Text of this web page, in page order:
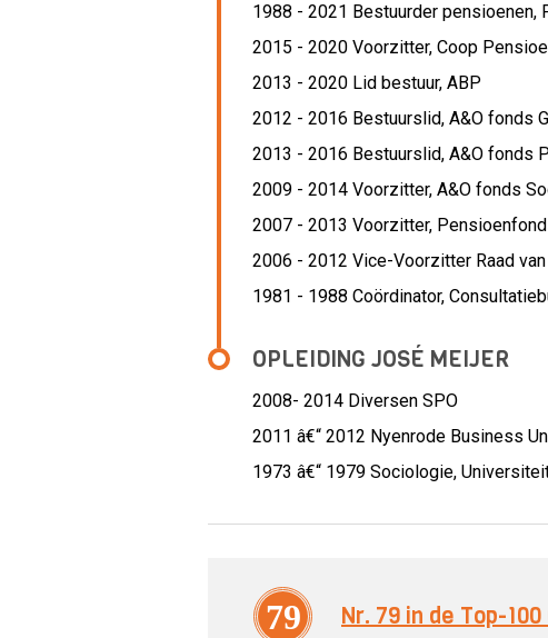
1988 - 2021 Bestuurder pensioenen,
2015 - 2020 Voorzitter, Coop
2013 - 2020 Lid bestuur, ABP
2012 - 2016 Bestuurslid, A&O fonds
2013 - 2016 Bestuurslid, A&O fonds
2009 - 2014 Voorzitter, A&O fonds
2007 - 2013 Voorzitter,
2006 - 2012 Vice-Voorzitter Raad
1981 - 1988 Coördinator,
OPLEIDING JOSÉ MEIJER
2008- 2014 Diversen SPO
2011 â€“ 2012 Nyenrode Business
1973 â€“ 1979 Sociologie,
79 Nr. 79 in de Top-